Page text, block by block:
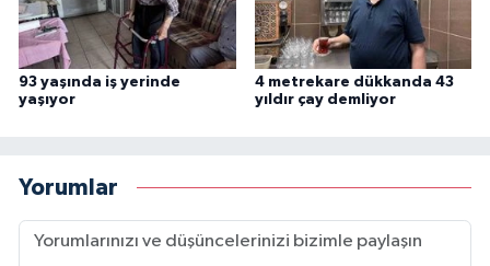
93 yaşında iş yerinde
yaşıyor
4 metrekare dükkanda 43
yıldır çay demliyor
Yorumlar